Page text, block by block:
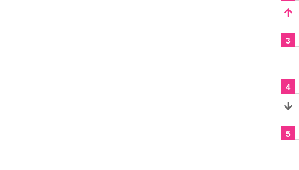
3
4
5